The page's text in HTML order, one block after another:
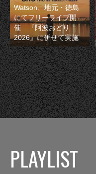
Watson、地元・徳島
にてフリーライブ開
催 『阿波おどり
2026』に併せて実施
PLAYLIST